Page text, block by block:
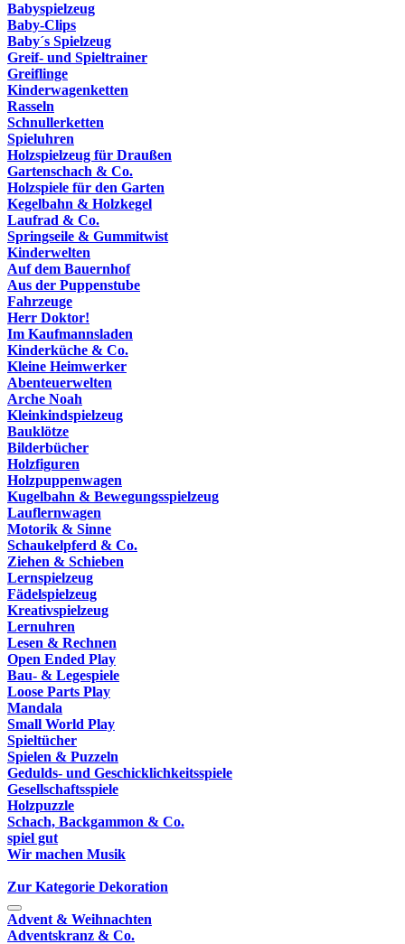
Babyspielzeug
Baby-Clips
Baby´s Spielzeug
Greif- und Spieltrainer
Greiflinge
Kinderwagenketten
Rasseln
Schnullerketten
Spieluhren
Holzspielzeug für Draußen
Gartenschach & Co.
Holzspiele für den Garten
Kegelbahn & Holzkegel
Laufrad & Co.
Springseile & Gummitwist
Kinderwelten
Auf dem Bauernhof
Aus der Puppenstube
Fahrzeuge
Herr Doktor!
Im Kaufmannsladen
Kinderküche & Co.
Kleine Heimwerker
Abenteuerwelten
Arche Noah
Kleinkindspielzeug
Bauklötze
Bilderbücher
Holzfiguren
Holzpuppenwagen
Kugelbahn & Bewegungsspielzeug
Lauflernwagen
Motorik & Sinne
Schaukelpferd & Co.
Ziehen & Schieben
Lernspielzeug
Fädelspielzeug
Kreativspielzeug
Lernuhren
Lesen & Rechnen
Open Ended Play
Bau- & Legespiele
Loose Parts Play
Mandala
Small World Play
Spieltücher
Spielen & Puzzeln
Gedulds- und Geschicklichkeitsspiele
Gesellschaftsspiele
Holzpuzzle
Schach, Backgammon & Co.
spiel gut
Wir machen Musik
Zur Kategorie Dekoration
Advent & Weihnachten
Adventskranz & Co.